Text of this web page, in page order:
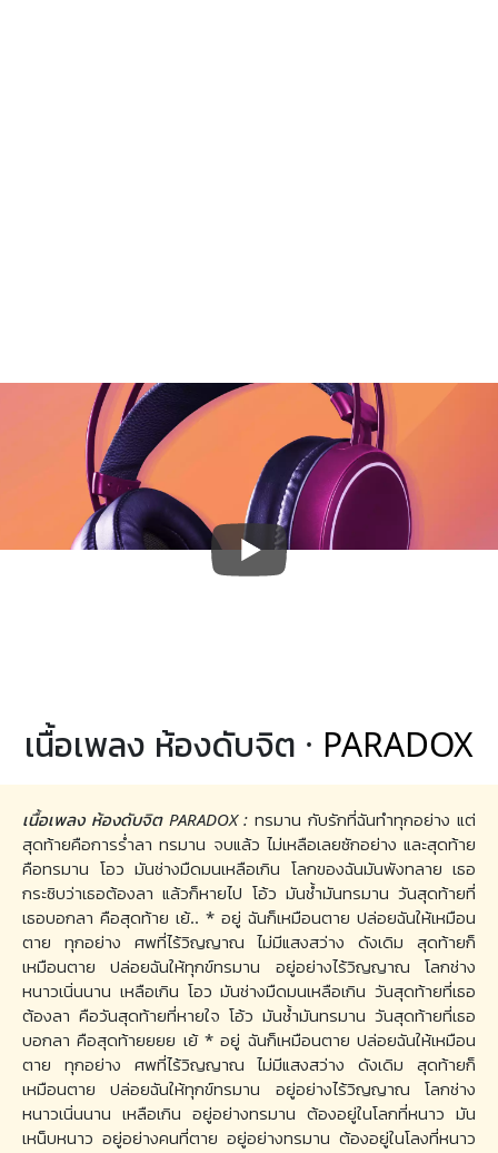
เนื้อเพลง ห้องดับจิต · PARADOX
เนื้อเพลง ห้องดับจิต PARADOX :ทรมาน กับรักที่ฉันทำทุกอย่าง แต่
สุดท้ายคือการร่ำลา ทรมาน จบแล้ว ไม่เหลือเลยซักอย่าง และสุดท้าย
คือทรมาน โอว มันช่างมืดมนเหลือเกิน โลกของฉันมันพังทลาย เธอ
กระซิบว่าเธอต้องลา แล้วก็หายไป โอ้ว มันช้ำมันทรมาน วันสุดท้ายที่
เธอบอกลา คือสุดท้าย เย้.. * อยู่ ฉันก็เหมือนตาย ปล่อยฉันให้เหมือน
ตาย ทุกอย่าง ศพที่ไร้วิญญาณ ไม่มีแสงสว่าง ดังเดิม สุดท้ายก็
เหมือนตาย ปล่อยฉันให้ทุกข์ทรมาน อยู่อย่างไร้วิญญาณ โลกช่าง
หนาวเนิ่นนาน เหลือเกิน โอว มันช่างมืดมนเหลือเกิน วันสุดท้ายที่เธอ
ต้องลา คือวันสุดท้ายที่หายใจ โอ้ว มันช้ำมันทรมาน วันสุดท้ายที่เธอ
บอกลา คือสุดท้ายยยย เย้ * อยู่ ฉันก็เหมือนตาย ปล่อยฉันให้เหมือน
ตาย ทุกอย่าง ศพที่ไร้วิญญาณ ไม่มีแสงสว่าง ดังเดิม สุดท้ายก็
เหมือนตาย ปล่อยฉันให้ทุกข์ทรมาน อยู่อย่างไร้วิญญาณ โลกช่าง
หนาวเนิ่นนาน เหลือเกิน อยู่อย่างทรมาน ต้องอยู่ในโลกที่หนาว มัน
เหน็บหนาว อยู่อย่างคนที่ตาย อยู่อย่างทรมาน ต้องอยู่ในโลงที่หนาว